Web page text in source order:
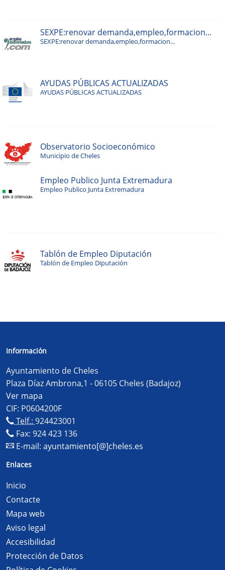
SEXPE:renovar demanda,empleo,formacion...
SEXPE:renovar demanda,empleo,formacion...
AYUDAS PÚBLICAS ACTUALIZADAS
AYUDAS PÚBLICAS ACTUALIZADAS
Observatorio Socioeconómico
Municipio de Cheles
Empleo Publico Junta Extremadura
Empleo Publico Junta Extremadura
Tablón de Empleo Diputación
Tablón de Empleo Diputación
Información
Ayuntamiento de Cheles
Plaza Díaz Ambrona,1 - 06105 Cheles (Badajoz)
Ver mapa
CIF: P0604200F
Telf.: 924423001
Fax: 924 423 136
E-mail: ayuntamiento[@]cheles.es
Enlaces
Inicio
Contacte
Mapa web
Aviso legal
Accesibilidad
Protección de Datos